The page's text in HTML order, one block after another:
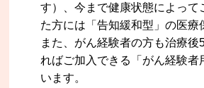
す）、今まで健康状態によって
た方には「告知緩和型」の医療
また、がん経験者の方も治療後
ればご加入できる「がん経験者
います。